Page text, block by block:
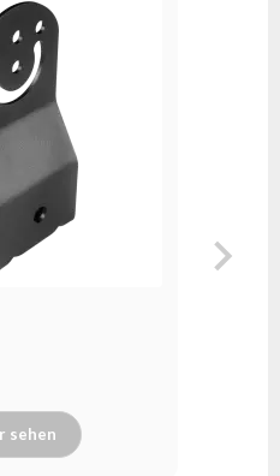
sehen